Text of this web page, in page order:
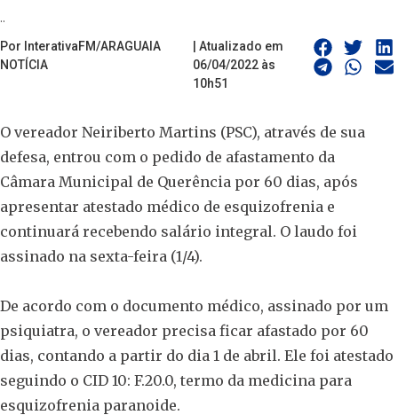
..
Por InterativaFM/ARAGUAIA
NOTÍCIA
| Atualizado em
06/04/2022 às
10h51
O vereador Neiriberto Martins (PSC), através de sua
defesa, entrou com o pedido de afastamento da
Câmara Municipal de Querência por 60 dias, após
apresentar atestado médico de esquizofrenia e
continuará recebendo salário integral. O laudo foi
assinado na sexta-feira (1/4).
De acordo com o documento médico, assinado por um
psiquiatra, o vereador precisa ficar afastado por 60
dias, contando a partir do dia 1 de abril. Ele foi atestado
seguindo o CID 10: F.20.0, termo da medicina para
esquizofrenia paranoide.